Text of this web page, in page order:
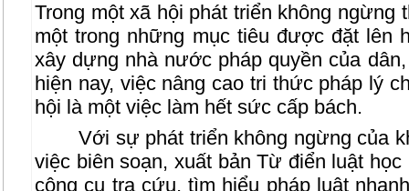
Trong một xã hội phát triển không ngừng
một trong những mục tiêu được đặt lên
xây dựng nhà nước pháp quyền của
hiện nay, việc nâng cao tri thức pháp lý
hội là một việc làm hết sức cấp bách.
Với sự phát triển không ngừng của
việc biên soạn, xuất bản Từ điển luật
công cụ tra cứu, tìm hiểu pháp luật